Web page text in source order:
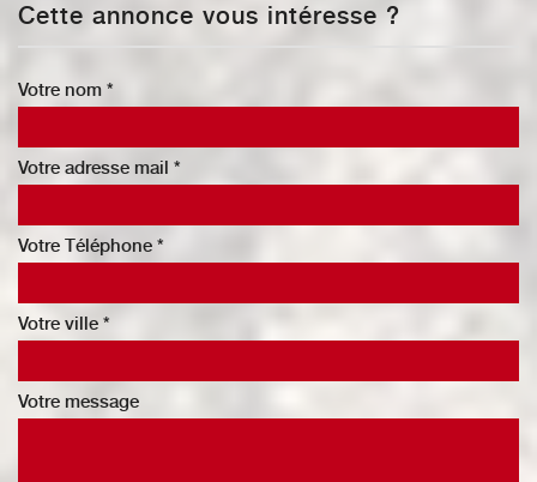
Cette annonce vous intéresse ?
Votre nom *
Votre adresse mail *
Votre Téléphone *
Votre ville *
Votre message